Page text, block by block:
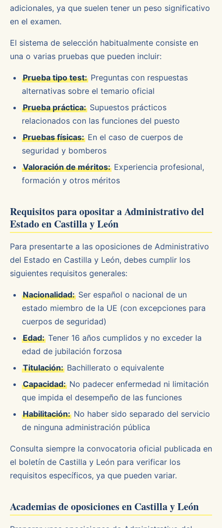
adicionales, ya que suelen tener un peso significativo
en el examen.
El sistema de selección habitualmente consiste en
una o varias pruebas que pueden incluir:
Prueba tipo test: Preguntas con respuestas
alternativas sobre el temario oficial
Prueba práctica: Supuestos prácticos
relacionados con las funciones del puesto
Pruebas físicas: En el caso de cuerpos de
seguridad y bomberos
Valoración de méritos: Experiencia profesional,
formación y otros méritos
Requisitos para opositar a Administrativo del
Estado en Castilla y León
Para presentarte a las oposiciones de Administrativo
del Estado en Castilla y León, debes cumplir los
siguientes requisitos generales:
Nacionalidad: Ser español o nacional de un
estado miembro de la UE (con excepciones para
cuerpos de seguridad)
Edad: Tener 16 años cumplidos y no exceder la
edad de jubilación forzosa
Titulación: Bachillerato o equivalente
Capacidad: No padecer enfermedad ni limitación
que impida el desempeño de las funciones
Habilitación: No haber sido separado del servicio
de ninguna administración pública
Consulta siempre la convocatoria oficial publicada en
el boletín de Castilla y León para verificar los
requisitos específicos, ya que pueden variar.
Academias de oposiciones en Castilla y León